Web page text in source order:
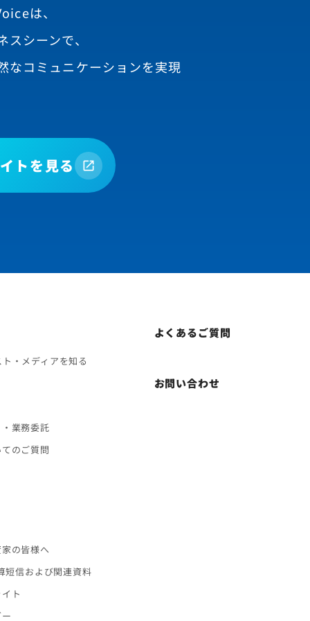
は、
シーンで、
なコミュニケーションを実現
トを見る
・メディアを知る
業務委託
のご質問
の皆様へ
短信および関連資料
ト
よくあるご質問
お問い合わせ